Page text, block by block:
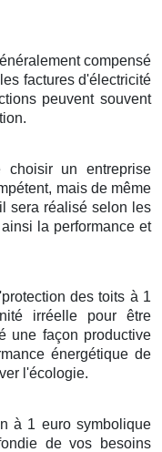
compensé
facturesd'électricité
peuventsouvent
.
choisirun entreprise
, mais de même
sera réaliséselon les
la performance et
protection destoits à 1
irréelle pour être
une façon productive
énergétiquede
l'écologie.
à 1 euro symbolique
de vos
besoins